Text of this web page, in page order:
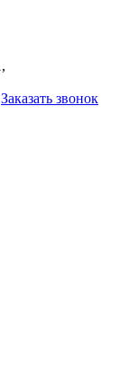
,
Заказать звонок